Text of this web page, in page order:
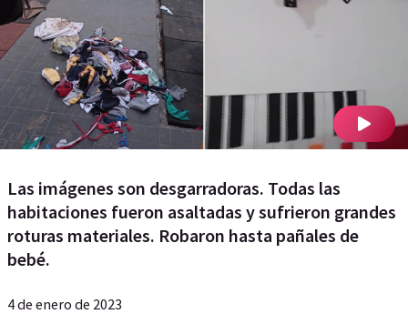
Las imágenes son desgarradoras. Todas las
habitaciones fueron asaltadas y sufrieron grandes
roturas materiales. Robaron hasta pañales de
bebé.
4 de enero de 2023